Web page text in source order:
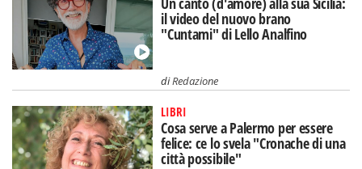
il video del nuovo brano
"Cuntami" di Lello Analfino
diRedazione
LIBRI
Cosa serve a Palermo per essere
felice: ce lo svela "Cronache di una
città possibile"